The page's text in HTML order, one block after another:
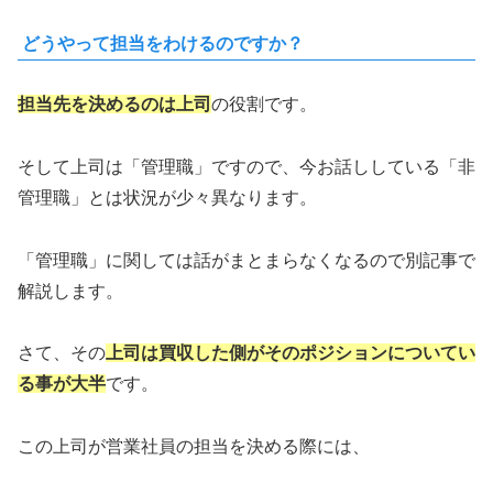
どうやって担当をわけるのですか？
担当先を決めるのは上司 の役割です。
そして上司は「管理職」ですので、今お話ししている「非
管理職」とは状況が少々異なります。
「管理職」に関しては話がまとまらなくなるので別記事で
解説します。
さて、その上司は買収した側がそのポジションについてい
る事が大半です。
この上司が営業社員の担当を決める際には、